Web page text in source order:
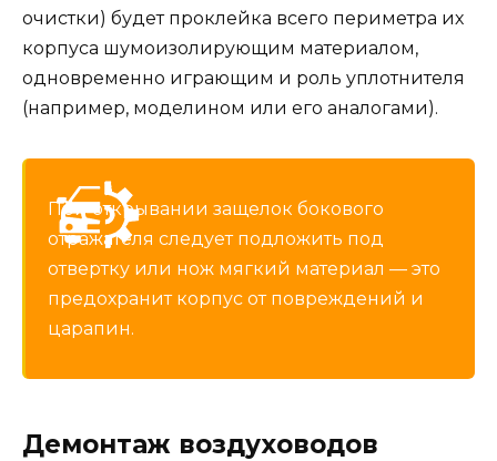
очистки) будет проклейка всего периметра их
корпуса шумоизолирующим материалом,
одновременно играющим и роль уплотнителя
(например, моделином или его аналогами).
При открывании защелок бокового
отражателя следует подложить под
отвертку или нож мягкий материал — это
предохранит корпус от повреждений и
царапин.
Демонтаж воздуховодов